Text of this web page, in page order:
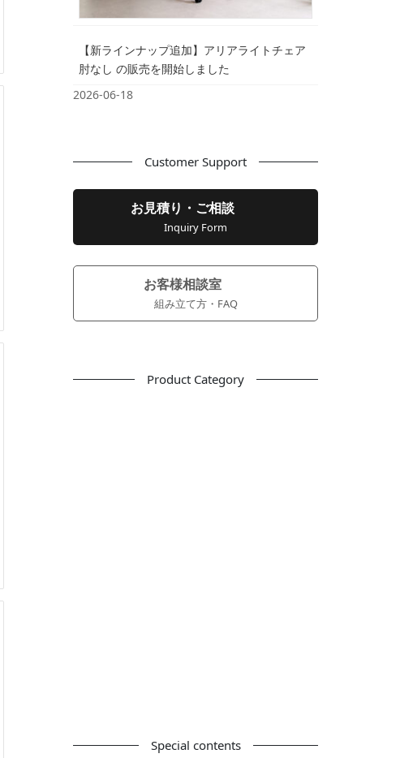
【新ラインナップ追加】アリアライトチェア
肘なし の販売を開始しました
2026-06-18
Customer Support
お見積り・ご相談
Inquiry Form
お客様相談室
組み立て方・FAQ
Product Category
Special contents